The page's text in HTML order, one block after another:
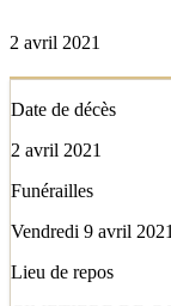
2 avril 2021
Date de décès
2 avril 2021
Funérailles
Vendredi 9 avril 2021
Lieu de repos